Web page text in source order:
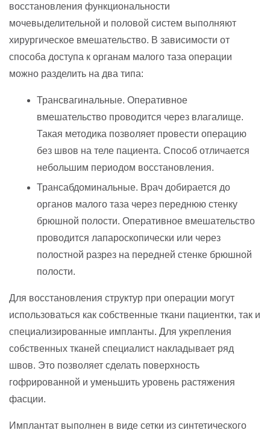
восстановления функциональности
мочевыделительной и половой систем выполняют
хирургическое вмешательство. В зависимости от
способа доступа к органам малого таза операции
можно разделить на два типа:
Трансвагинальные. Оперативное
вмешательство проводится через влагалище.
Такая методика позволяет провести операцию
без швов на теле пациента. Способ отличается
небольшим периодом восстановления.
Трансабдоминальные. Врач добирается до
органов малого таза через переднюю стенку
брюшной полости. Оперативное вмешательство
проводится лапароскопически или через
полостной разрез на передней стенке брюшной
полости.
Для восстановления структур при операции могут
использоваться как собственные ткани пациентки, так и
специализированные импланты. Для укрепления
собственных тканей специалист накладывает ряд
швов. Это позволяет сделать поверхность
гофрированной и уменьшить уровень растяжения
фасции.
Имплантат выполнен в виде сетки из синтетического